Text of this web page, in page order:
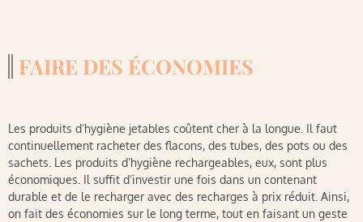
FAIRE DES ÉCONOMIES
Les produits d’hygiène jetables coûtent cher à la longue. Il faut
continuellement racheter des flacons, des tubes, des pots ou des
sachets. Les produits d’hygiène rechargeables, eux, sont plus
économiques. Il suffit d’investir une fois dans un contenant
durable et de le recharger avec des recharges à prix réduit. Ainsi,
on fait des économies sur le long terme, tout en faisant un geste